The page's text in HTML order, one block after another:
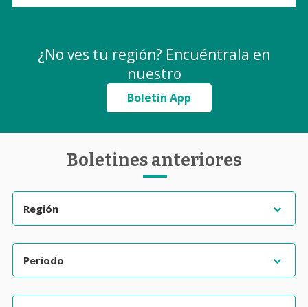
¿No ves tu región? Encuéntrala en
nuestro
Boletín App
Boletines anteriores